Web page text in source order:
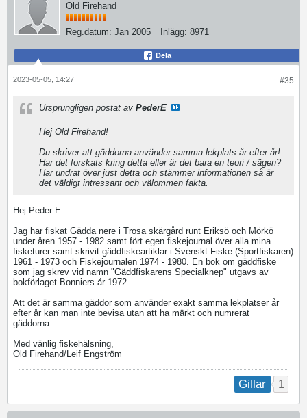
Old Firehand
Reg.datum: Jan 2005 Inlägg: 8971
Dela
#35
2023-05-05, 14:27
Ursprungligen postat av PederE
Hej Old Firehand!
Du skriver att gäddorna använder samma lekplats år efter år!
Har det forskats kring detta eller är det bara en teori / sägen?
Har undrat över just detta och stämmer informationen så är
det väldigt intressant och välommen fakta.
Hej Peder E:
Jag har fiskat Gädda nere i Trosa skärgård runt Eriksö och Mörkö
under åren 1957 - 1982 samt fört egen fiskejournal över alla mina
fisketurer samt skrivit gäddfiskeartiklar i Svenskt Fiske (Sportfiskaren)
1961 - 1973 och Fiskejournalen 1974 - 1980. En bok om gäddfiske
som jag skrev vid namn "Gäddfiskarens Specialknep" utgavs av
bokförlaget Bonniers år 1972.
Att det är samma gäddor som använder exakt samma lekplatser år
efter år kan man inte bevisa utan att ha märkt och numrerat
gäddorna....
Med vänlig fiskehälsning,
Old Firehand/Leif Engström
Gillar 1